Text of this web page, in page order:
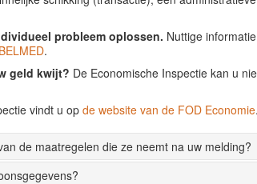
probleem oplossen. Nuttige
BELMED.
geld kwijt? De Economische Inspectie kan u
vindt u op de website van de FOD Economie.
de maatregelen die ze neemt na uw melding?